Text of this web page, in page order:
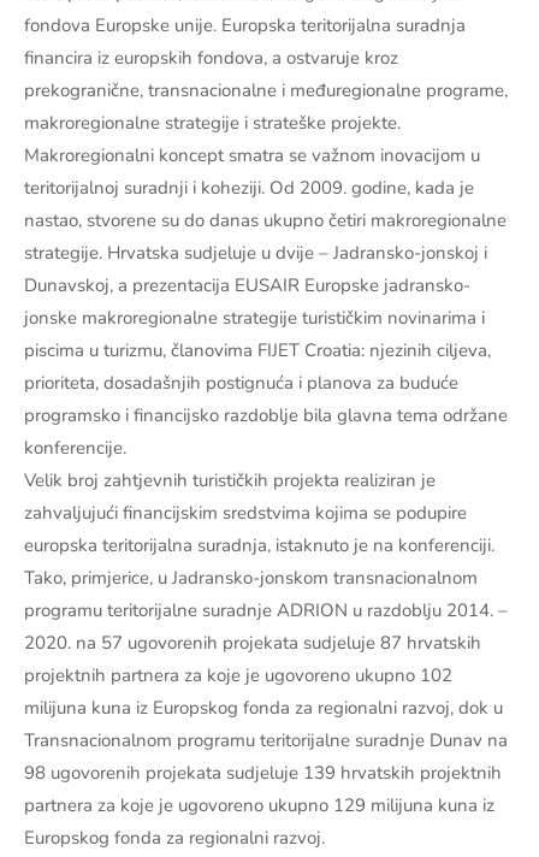
fondova Europske unije. Europska teritorijalna suradnja
financira iz europskih fondova, a ostvaruje kroz
prekogranične, transnacionalne i međuregionalne programe,
makroregionalne strategije i strateške projekte.
Makroregionalni koncept smatra se važnom inovacijom u
teritorijalnoj suradnji i koheziji. Od 2009. godine, kada je
nastao, stvorene su do danas ukupno četiri makroregionalne
strategije. Hrvatska sudjeluje u dvije – Jadransko-jonskoj i
Dunavskoj, a prezentacija EUSAIR Europske jadransko-
jonske makroregionalne strategije turističkim novinarima i
piscima u turizmu, članovima FIJET Croatia: njezinih ciljeva,
prioriteta, dosadašnjih postignuća i planova za buduće
programsko i financijsko razdoblje bila glavna tema održane
konferencije.
Velik broj zahtjevnih turističkih projekta realiziran je
zahvaljujući financijskim sredstvima kojima se podupire
europska teritorijalna suradnja, istaknuto je na konferenciji.
Tako, primjerice, u Jadransko-jonskom transnacionalnom
programu teritorijalne suradnje ADRION u razdoblju 2014. –
2020. na 57 ugovorenih projekata sudjeluje 87 hrvatskih
projektnih partnera za koje je ugovoreno ukupno 102
milijuna kuna iz Europskog fonda za regionalni razvoj, dok u
Transnacionalnom programu teritorijalne suradnje Dunav na
98 ugovorenih projekata sudjeluje 139 hrvatskih projektnih
partnera za koje je ugovoreno ukupno 129 milijuna kuna iz
Europskog fonda za regionalni razvoj.